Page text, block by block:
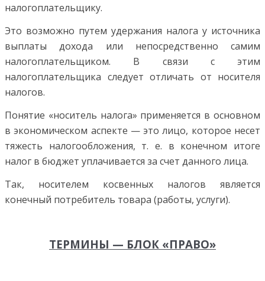
налогоплательщику.
Это возможно путем удержания налога у источника
выплаты дохода или непосредственно самим
налогоплательщиком. В связи с этим
налогоплательщика следует отличать от носителя
налогов.
Понятие «носитель налога» применяется в основном
в экономическом аспекте — это лицо, которое несет
тяжесть налогообложения, т. е. в конечном итоге
налог в бюджет уплачивается за счет данного лица.
Так, носителем косвенных налогов является
конечный потребитель товара (работы, услуги).
ТЕРМИНЫ — БЛОК «ПРАВО»